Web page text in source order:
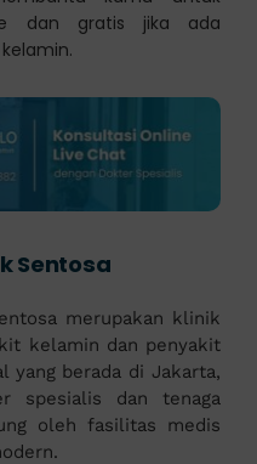
dan gratis jika ada
Sentosa
merupakan klinik
kelamin dan penyakit
yang berada di Jakarta,
spesialis dan tenaga
oleh fasilitas medis